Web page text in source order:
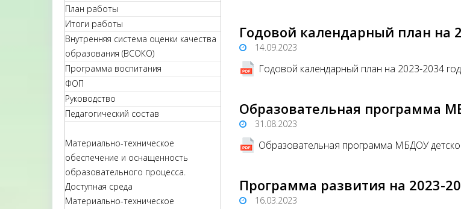
План работы
Итоги работы
Внутренняя система оценки качества
образования (ВСОКО)
Программа воспитания
ФОП
Руководство
Педагогический состав
Материально-техническое
обеспечение и оснащенность
образовательного процесса.
Доступная среда
Материально-техническое
Годовой календарный план на
14.09.2023
Годовой календарный план на 2023-2034 год
Образовательная программа
31.08.2023
Образовательная программа МБДОУ
Программа развития на 2023-
16.03.2023